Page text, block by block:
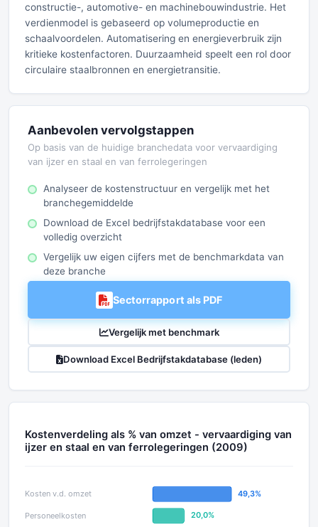
constructie-, automotive- en machinebouwindustrie. Het
verdienmodel is gebaseerd op volumeproductie en
schaalvoordelen. Automatisering en energieverbruik zijn
kritieke kostenfactoren. Duurzaamheid speelt een rol door
circulaire staalbronnen en energietransitie.
Aanbevolen vervolgstappen
Op basis van de huidige branchedata voor vervaardiging
van ijzer en staal en van ferrolegeringen
Analyseer de kostenstructuur en vergelijk met het
branchegemiddelde
Download de Excel bedrijfstakdatabase voor een
volledig overzicht
Vergelijk uw eigen cijfers met de benchmarkdata van
deze branche
Sectorrapport als PDF
Vergelijk met benchmark
Download Excel Bedrijfstakdatabase (leden)
Kostenverdeling als % van omzet - vervaardiging van
ijzer en staal en van ferrolegeringen (2009)